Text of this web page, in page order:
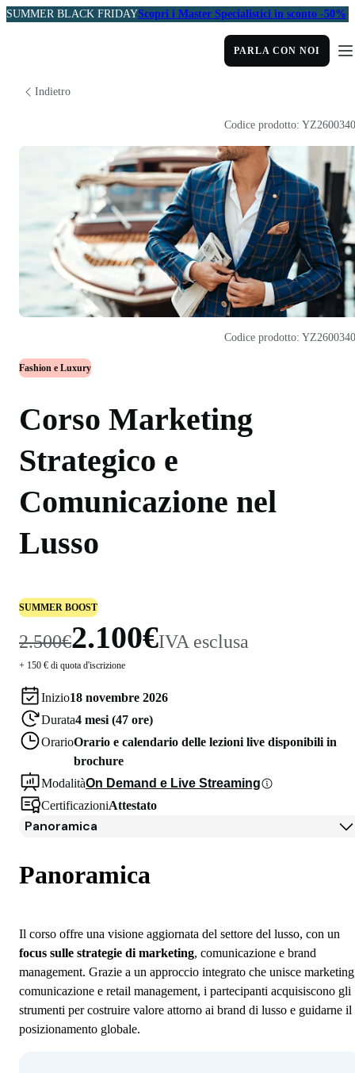
SUMMER BLACK FRIDAYScopri i Master Specialistici in sconto -50%
PARLA CON NOI
Indietro
Fashion e Luxury
Corso Marketing
Strategico e
Comunicazione nel
Lusso
SUMMER BOOST
2.500€2.100€IVA esclusa
+ 150 € di quota d'iscrizione
Inizio18 novembre 2026
Durata4 mesi (47 ore)
OrarioOrario e calendario delle lezioni live disponibili in
brochure
ModalitàOn Demand e Live Streaming
CertificazioniAttestato
Codice prodotto:
Codice prodotto:
Panoramica
Programma
Docenti
Panoramica
Il corso offre una visione aggiornata del settore del lusso, con un
focus sulle strategie di marketing, comunicazione e brand
management. Grazie a un approccio integrato che unisce
comunicazione e retail management, i partecipanti acquisiscono gli
strumenti per costruire valore attorno ai brand di lusso e guidarne il
posizionamento globale.